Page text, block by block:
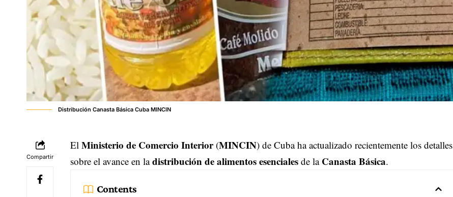
Distribución Canasta Básica Cuba MINCIN
Compartir
El Ministerio de Comercio Interior(MINCIN) de Cuba ha actualizado recientemente los detalles
sobre el avance en ladistribución de alimentos esencialesde la Canasta Básica.
Contents